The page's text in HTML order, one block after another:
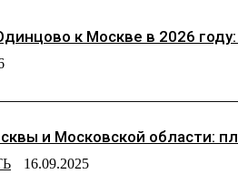
к Москве в 2026
и Московской области:
16.09.2025